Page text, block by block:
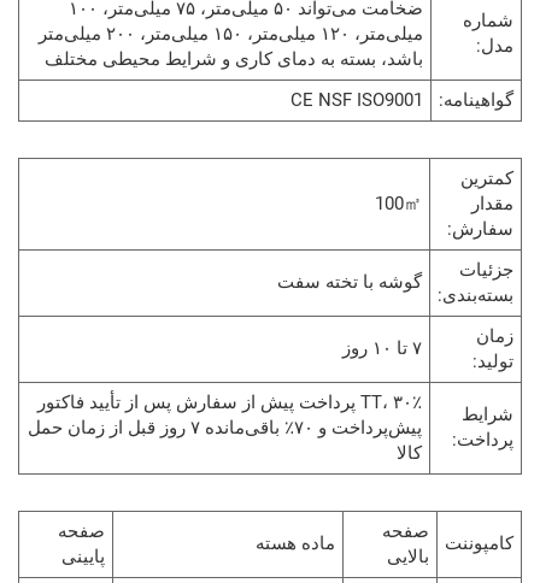
ضخامت می‌تواند ۵۰ میلی‌متر، ۷۵ میلی‌متر، ۱۰۰
میلی‌متر، ۱۲۰ میلی‌متر، ۱۵۰ میلی‌متر، ۲۰۰ میلی‌متر
باشد، بسته به دمای کاری و شرایط محیطی مختلف
CE NSF ISO9001
100㎡
گوشه با تخته سفت
۷ تا ۱۰ روز
TT، ۳۰٪ پرداخت پیش از سفارش پس از تأیید فاکتور
پیش‌پرداخت و ۷۰٪ باقی‌مانده ۷ روز قبل از زمان حمل
کالا
صفحه
بالایی
ماده هسته